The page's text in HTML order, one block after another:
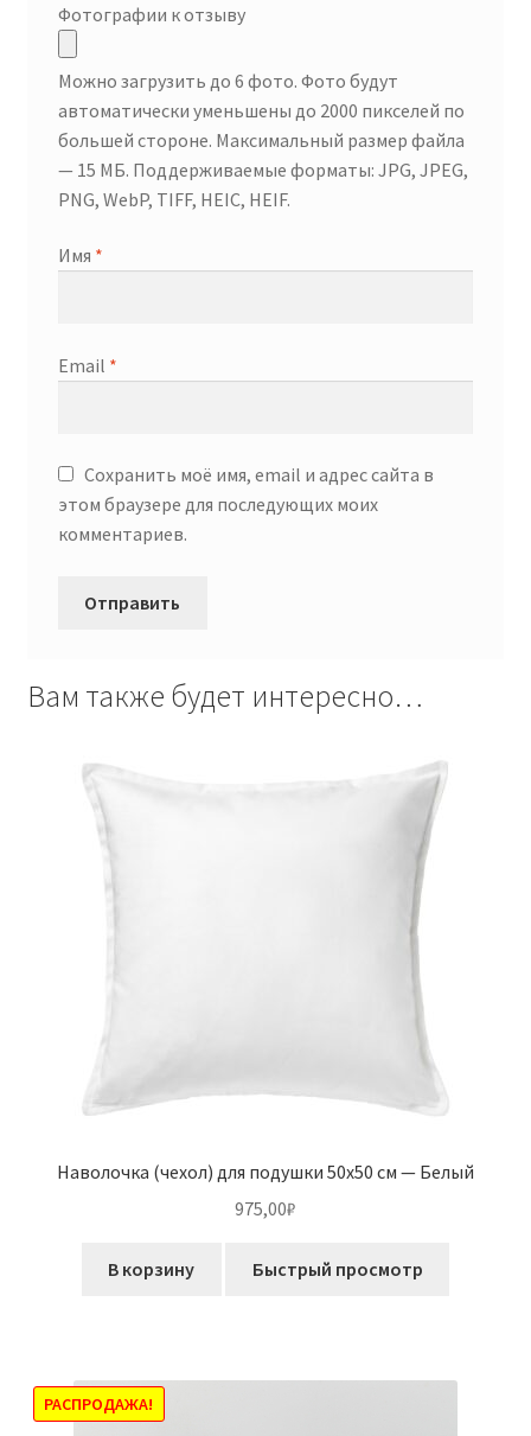
Фотографии к отзыву
Можно загрузить до 6 фото. Фото будут
автоматически уменьшены до 2000 пикселей по
большей стороне. Максимальный размер файла
— 15 МБ. Поддерживаемые форматы: JPG, JPEG,
PNG, WebP, TIFF, HEIC, HEIF.
Имя *
Email *
Сохранить моё имя, email и адрес сайта в
этом браузере для последующих моих
комментариев.
Вам также будет интересно…
Наволочка (чехол) для подушки 50х50 см — Белый
975,00₽
В корзину Быстрый просмотр
РАСПРОДАЖА!